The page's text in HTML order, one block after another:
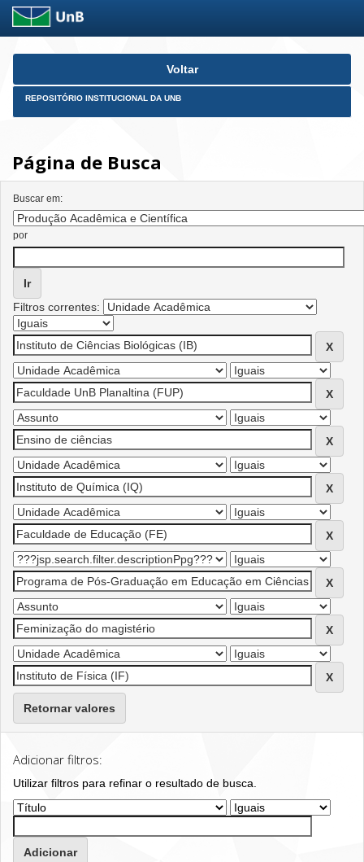
Skip
Voltar
REPOSITÓRIO INSTITUCIONAL DA UNB
Página de Busca
Buscar em:
por
Filtros correntes:
Retornar valores
Adicionar filtros:
Utilizar filtros para refinar o resultado de busca.